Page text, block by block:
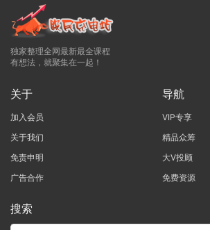
独家整理全网最新最全课程
有想法，就聚集在一起！
关于
加入会员
关于我们
免责申明
广告合作
导航
VIP专享
精品众筹
大V投顾
免费资源
搜索